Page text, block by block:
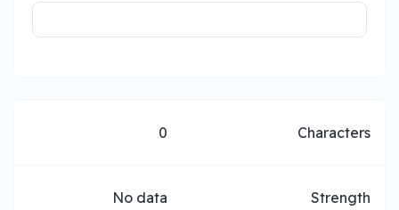
Characters
0
Strength
No data